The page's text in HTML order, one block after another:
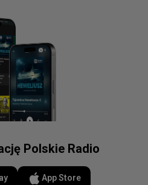
Polskie Radio
App Store